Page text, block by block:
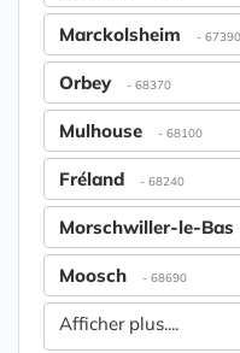
Marckolsheim - 67390
Orbey - 68370
Mulhouse - 68100
Fréland - 68240
Morschwiller-le-Bas
Moosch - 68690
Afficher plus....